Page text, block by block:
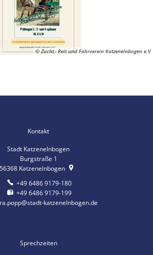
© Zucht,- Reit und Fahrverein Katzenelnbogen e.V
Kontakt
Stadt Katzenelnbogen
Burgstraße 1
56368 Katzenelnbogen
+49 6486 9179-180
+49 6486 9179-199
katzenelnbogen.de
Sprechzeiten